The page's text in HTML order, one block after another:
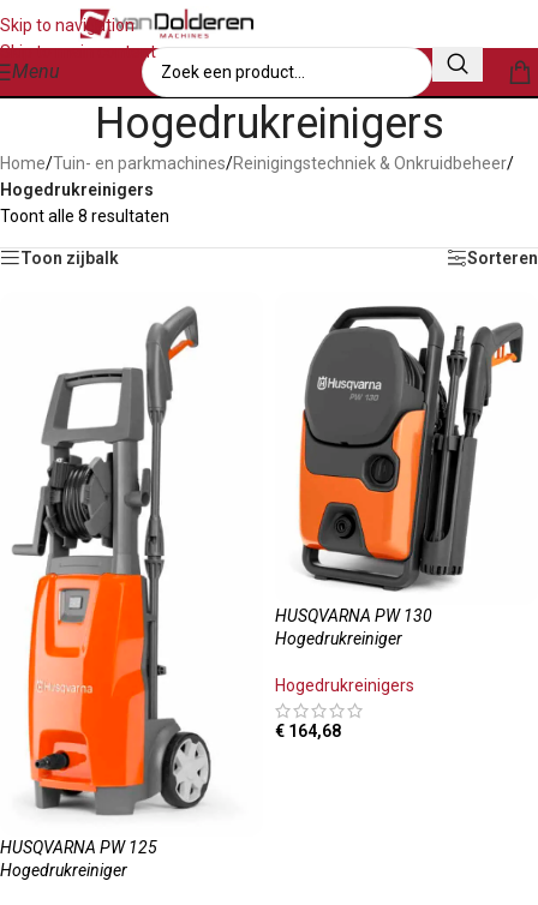
Skip to navigation
Skip to main content
Menu
Hogedrukreinigers
Home/Tuin- en parkmachines/Reinigingstechniek & Onkruidbeheer/
Hogedrukreinigers
Toont alle 8 resultaten
Toon zijbalk Sorteren
HUSQVARNA PW 125
Hogedrukreiniger
HUSQVARNA PW 130
Hogedrukreiniger
Hogedrukreinigers
€ 164,68